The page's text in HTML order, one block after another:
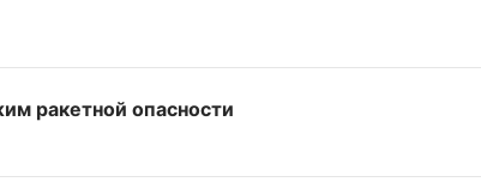
ракетной опасности